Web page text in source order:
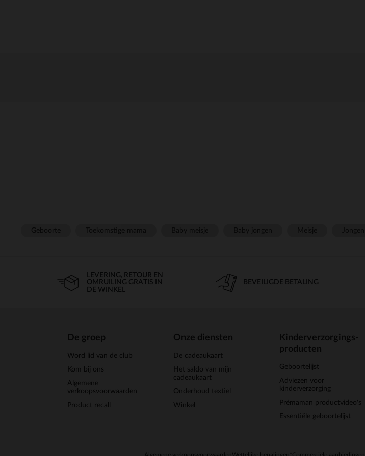
LEVERING, RETOUR EN
OMRUILING GRATIS IN
DE WINKEL
BEVEILIGDE BETALING
De groep
Word lid van de club
Kom bij ons
Algemene
verkoopsvoorwaarden
Product recall
Onze diensten
De cadeaukaart
Het saldo van mijn
cadeaukaart
Onderhoud textiel
Winkel
Kinderverzorgings-
producten
Geboortelijst
Adviezen voor
kinderverzorging
Prémaman productvideo's
Essentiële geboortelijst